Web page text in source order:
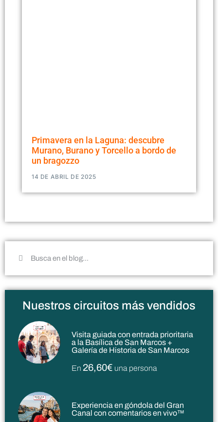
Primavera en la Laguna: descubre
Murano, Burano y Torcello a bordo de
un bragozzo
14 DE ABRIL DE 2025
Nuestros circuitos más vendidos
Visita guiada con entrada prioritaria
a la Basílica de San Marcos +
Galería de Historia de San Marcos
En 26,60€ una persona
Experiencia en góndola del Gran
Canal con comentarios en vivo™